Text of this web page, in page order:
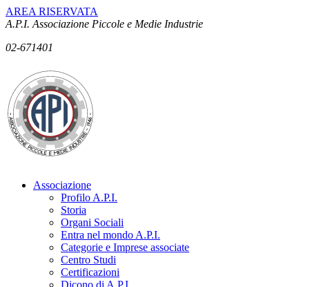
AREA RISERVATA
A.P.I. Associazione Piccole e Medie Industrie
02-671401
Associazione
Profilo A.P.I.
Storia
Organi Sociali
Entra nel mondo A.P.I.
Categorie e Imprese associate
Centro Studi
Certificazioni
Dicono di A.P.I.